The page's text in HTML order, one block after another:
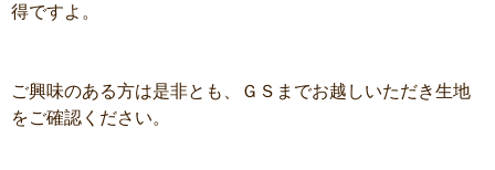
得ですよ。
ご興味のある方は是非とも、ＧＳまでお越しいただき生地
をご確認ください。